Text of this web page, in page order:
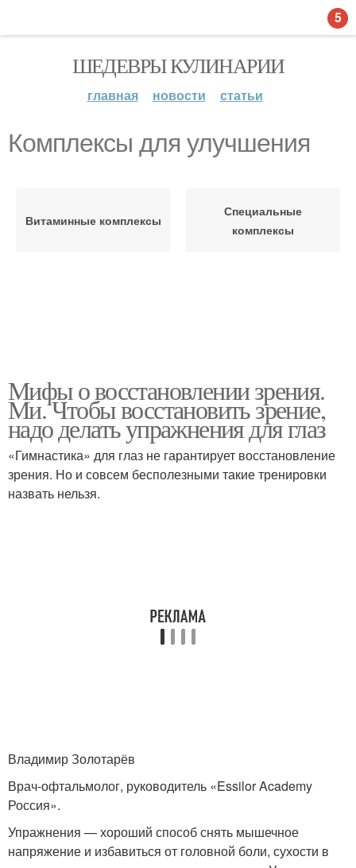
ШЕДЕВРЫ КУЛИНАРИИ
главная новости статьи
Комплексы для улучшения
Витаминные комплексы
Специальные
комплексы
Мифы о восстановлении зрения.
Ми. Чтобы восстановить зрение,
надо делать упражнения для глаз
«Гимнастика» для глаз не гарантирует восстановление
зрения. Но и совсем бесполезными такие тренировки
назвать нельзя.
Владимир Золотарёв
Врач-офтальмолог, руководитель «Essilor Academy
Россия».
Упражнения — хороший способ снять мышечное
напряжение и избавиться от головной боли, сухости в
5